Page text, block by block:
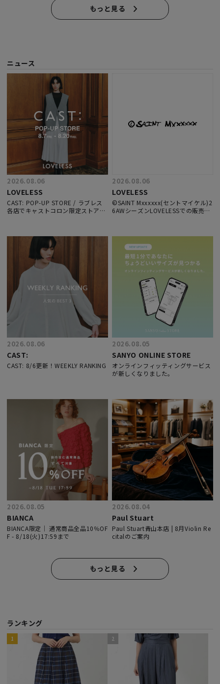
もっと見る
ニュース
2026.08.06
LOVELESS
CAST: POP-UP STORE / ラブレス
各店でキャストコロン限定ストアを
2026.08.06
LOVELESS
©SAINT Mxxxxxx(セントマイケル)2
6AWシーズンLOVELESSでの販売に
2026.08.06
CAST:
CAST: 8/6更新！WEEKLY RANKING
2026.08.05
SANYO ONLINE STORE
オンラインフィッティングサービス
が新しくなりました。
2026.08.05
BIANCA
BIANCA限定｜ 通常商品全品10％OF
F - 8/18(火)17:59まで
2026.08.04
Paul Stuart
Paul Stuart青山本店 | 8月Violin Re
citalのご案内
もっと見る
ランキング
https://store.sanyo-
shokai.co.jp/products/T1A90032?
variant=49077404336440
https://store.sanyo-
shokai.co.jp/products/H5B05450?
variant=49259296391480
https://store.sanyo-
shokai.co.jp/products/H5B14470?
variant=49259300127032
https://store.sanyo-
shokai.co.jp/products/G5B04454?
variant=49302524920120
https://store.sanyo-
shokai.co.jp/products/H5F02430?
variant=49100768280888
https://store.sanyo-
shokai.co.jp/products/M5B04462?
variant=49378327494968
https://store.sanyo-
shokai.co.jp/products/H5A02421?
variant=49043455607096
https://store.sanyo-
shokai.co.jp/products/T1A56404?
variant=49304252121400
https://store.sanyo-
shokai.co.jp/products/U5A15480?
variant=49400342544696
https://store.sanyo-
shokai.co.jp/products/G5B17478?
variant=49324041404728
1 2